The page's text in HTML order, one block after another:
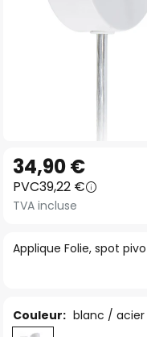
to
the
beginning
the
Applique Folie, spot
34,90 €
PVC39,22 €
TVA incluse
Couleur: blanc / acier